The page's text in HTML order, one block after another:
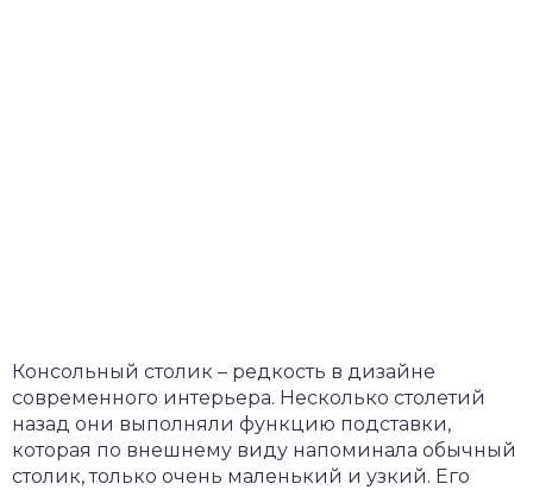
Консольный столик – редкость в дизайне
современного интерьера. Несколько столетий
назад они выполняли функцию подставки,
которая по внешнему виду напоминала обычный
столик, только очень маленький и узкий. Его